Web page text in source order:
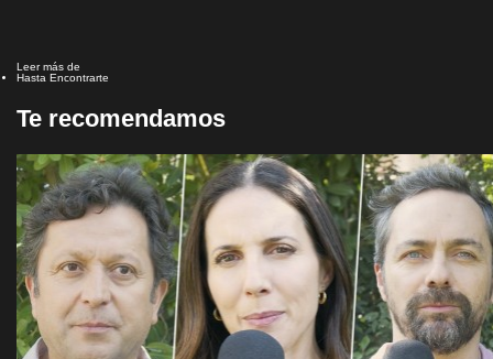
Leer más de
Hasta Encontrarte
Te recomendamos